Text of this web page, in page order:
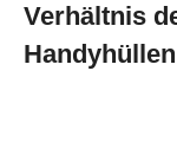
Verhältnis
Handyhüllen